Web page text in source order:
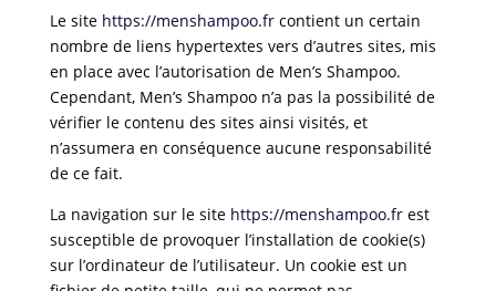
Le sitehttps://menshampoo.fr contient un certain
nombre de liens hypertextes vers d’autres sites, mis
en place avec l’autorisation de Men’s Shampoo.
Cependant, Men’s Shampoo n’a pas la possibilité de
vérifier le contenu des sites ainsi visités, et
n’assumera en conséquence aucune responsabilité
de ce fait.
La navigation sur le sitehttps://menshampoo.fr est
susceptible de provoquer l’installation de cookie(s)
sur l’ordinateur de l’utilisateur. Un cookie est un